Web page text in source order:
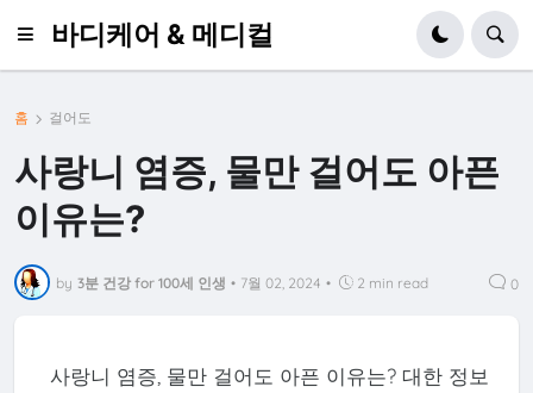
바디케어 & 메디컬
홈 걸어도
사랑니 염증, 물만 걸어도 아픈
이유는?
by 3분 건강 for 100세 인생 • 7월 02, 2024 • 2 min read 0
사랑니 염증, 물만 걸어도 아픈 이유는? 대한 정보